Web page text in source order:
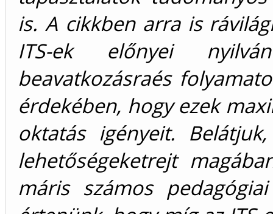
is. A cikkben arra is
ITS-ek előnyei
beavatkozásraés
érdekében, hogy ezek
oktatás igényeit.
lehetőségeketrejt
máris számos